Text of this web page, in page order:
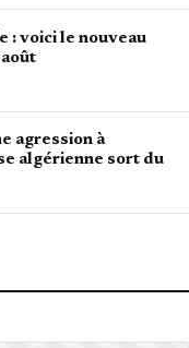
: voici le nouveau
agression à
algérienne sort du